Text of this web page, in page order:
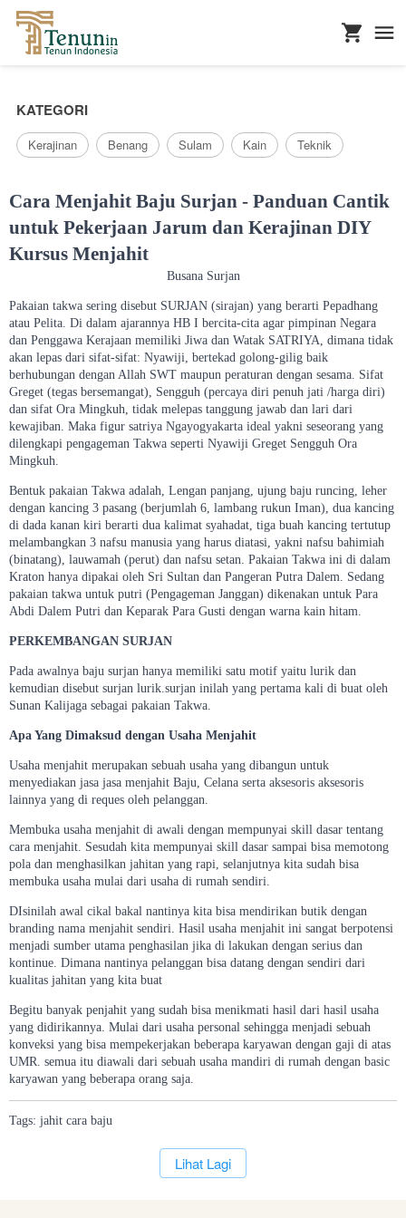
KATEGORI
Kerajinan Benang Sulam Kain Teknik
Cara Menjahit Baju Surjan - Panduan Cantik
untuk Pekerjaan Jarum dan Kerajinan DIY
Kursus Menjahit
Busana Surjan
Pakaian takwa sering disebut SURJAN (sirajan) yang berarti Pepadhang
atau Pelita. Di dalam ajarannya HB I bercita-cita agar pimpinan Negara
dan Penggawa Kerajaan memiliki Jiwa dan Watak SATRIYA, dimana tidak
akan lepas dari sifat-sifat: Nyawiji, bertekad golong-gilig baik
berhubungan dengan Allah SWT maupun peraturan dengan sesama. Sifat
Greget (tegas bersemangat), Sengguh (percaya diri penuh jati /harga diri)
dan sifat Ora Mingkuh, tidak melepas tanggung jawab dan lari dari
kewajiban. Maka figur satriya Ngayogyakarta ideal yakni seseorang yang
dilengkapi pengageman Takwa seperti Nyawiji Greget Sengguh Ora
Mingkuh.
Bentuk pakaian Takwa adalah, Lengan panjang, ujung baju runcing, leher
dengan kancing 3 pasang (berjumlah 6, lambang rukun Iman), dua kancing
di dada kanan kiri berarti dua kalimat syahadat, tiga buah kancing tertutup
melambangkan 3 nafsu manusia yang harus diatasi, yakni nafsu bahimiah
(binatang), lauwamah (perut) dan nafsu setan. Pakaian Takwa ini di dalam
Kraton hanya dipakai oleh Sri Sultan dan Pangeran Putra Dalem. Sedang
pakaian takwa untuk putri (Pengageman Janggan) dikenakan untuk Para
Abdi Dalem Putri dan Keparak Para Gusti dengan warna kain hitam.
PERKEMBANGAN SURJAN
Pada awalnya baju surjan hanya memiliki satu motif yaitu lurik dan
kemudian disebut surjan lurik.surjan inilah yang pertama kali di buat oleh
Sunan Kalijaga sebagai pakaian Takwa.
Apa Yang Dimaksud dengan Usaha Menjahit
Usaha menjahit merupakan sebuah usaha yang dibangun untuk
menyediakan jasa jasa menjahit Baju, Celana serta aksesoris aksesoris
lainnya yang di reques oleh pelanggan.
Membuka usaha menjahit di awali dengan mempunyai skill dasar tentang
cara menjahit. Sesudah kita mempunyai skill dasar sampai bisa memotong
pola dan menghasilkan jahitan yang rapi, selanjutnya kita sudah bisa
membuka usaha mulai dari usaha di rumah sendiri.
DIsinilah awal cikal bakal nantinya kita bisa mendirikan butik dengan
branding nama menjahit sendiri. Hasil usaha menjahit ini sangat berpotensi
menjadi sumber utama penghasilan jika di lakukan dengan serius dan
kontinue. Dimana nantinya pelanggan bisa datang dengan sendiri dari
kualitas jahitan yang kita buat
Begitu banyak penjahit yang sudah bisa menikmati hasil dari hasil usaha
yang didirikannya. Mulai dari usaha personal sehingga menjadi sebuah
konveksi yang bisa mempekerjakan beberapa karyawan dengan gaji di atas
UMR. semua itu diawali dari sebuah usaha mandiri di rumah dengan basic
karyawan yang beberapa orang saja.
Tags: jahit cara baju
`Lihat Lagi